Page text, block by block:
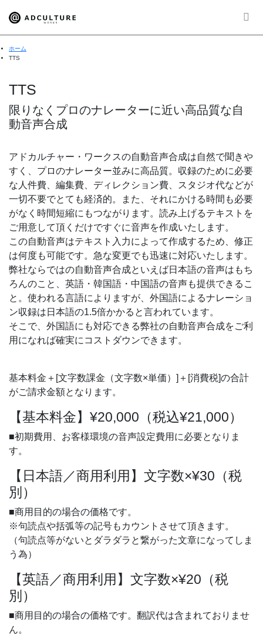
ホーム
TTS
TTS
限りなくプロのナレーターに近い高品質な自
動音声合成
アドカルチャー・ワークスの自動音声合成は自然で聞きや
すく、プロのナレーター並みに高品質。収録のために必要
な人件費、編集費、ディレクション費、スタジオ代などが
一切不要でとても経済的。また、それにかける時間も必要
がなく時間短縮にもつながります。読み上げるテキストを
ご用意して頂くだけですぐに音声を作成いたします。
この自動音声はテキスト入力によって作成するため、修正
は何度も可能です。急な変更でも迅速に対応いたします。
弊社ならではの自動音声合成といえば日本語の音声はもち
ろんのこと、英語・韓国語・中国語の音声も提供できるこ
と。使われる言語によりますが、外国語によるナレーショ
ン収録は日本語の1.5倍かかると言われています。
そこで、外国語にも対応できる弊社の自動音声合成をご利
用になれば確実にコストダウンできます。
基本料金＋[文字数課金（文字数×単価）]＋[消費税]の合計
がご請求金額となります。
【基本料金】¥20,000（税込¥21,000）
■初期費用、お客様環境の音声設定費用に必要となりま
す。
【日本語／商用利用】文字数×¥30（税
別）
■商用目的の場合の価格です。
※句読点や括弧等の記号もカウントさせて頂きます。
（句読点等がないとダラダラと繋がった文章になってしま
う為）
【英語／商用利用】文字数×¥20（税
別）
■商用目的の場合の価格です。翻訳代は含まれておりませ
ん。